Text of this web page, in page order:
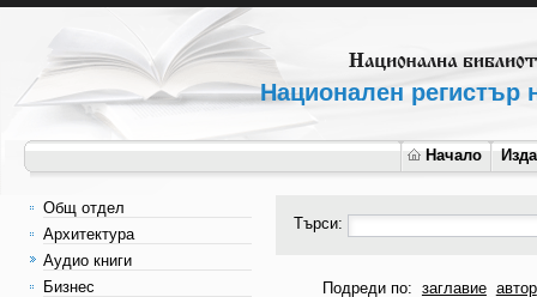
Национален регистър
Начало
Общ отдел
Архитектура
Аудио книги
Бизнес
Търси:
Подреди по: заглавие автор